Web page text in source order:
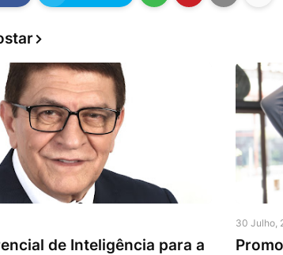
de Inteligência para a
30 Julho,